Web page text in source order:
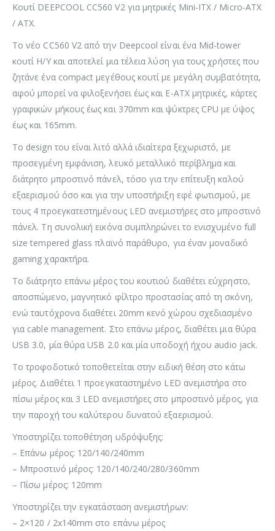
Κουτί DEEPCOOL CC560 V2 για μητρικές Mini-ITX / Micro-ATX
/ ATX.
Το νέο CC560 V2 από την Deepcool είναι ένα Mid-tower
κουτί Η/Υ και αποτελεί μια τέλεια λύση για τους χρήστες που
ζητάνε ένα compact μεγέθους κουτί με μεγάλη συμβατότητα,
αφού μπορεί να φιλοξενήσει έως και E-ATX μητρικές, κάρτες
γραφικών μήκους έως και 370mm και ψύκτρες CPU με ύψος
έως και 165mm.
Το design του είναι λιτό αλλά ιδιαίτερα ξεχωριστό, με
προσεγμένη εμφάνιση, λευκό μεταλλικό περίβλημα και
διάτρητο μπροστινό πάνελ, τόσο για την επίτευξη καλού
εξαερισμού όσο και για την υποστήριξη εφέ φωτισμού, με
τους 4 προεγκατεστημένους LED ανεμιστήρες στο μπροστινό
πάνελ. Τη συνολική εικόνα συμπληρώνει το ενισχυμένο full
size tempered glass πλαϊνό παράθυρο, για έναν μοναδικό
gaming χαρακτήρα.
To διάτρητο επάνω μέρος του κουτιού διαθέτει εύχρηστο,
αποσπώμενο, μαγνητικό φίλτρο προστασίας από τη σκόνη,
ενώ ταυτόχρονα διαθέτει 20mm κενό χώρου σχεδιασμένο
για cable management. Στο επάνω μέρος, διαθέτει μια θύρα
USB 3.0, μία θύρα USB 2.0 και μία υποδοχή ήχου audio jack.
Το τροφοδοτικό τοποθετείται στην ειδική θέση στο κάτω
μέρος. Διαθέτει 1 προεγκαταστημένο LED ανεμιστήρα στο
πίσω μέρος και 3 LED ανεμιστήρες στο μπροστινό μέρος, για
την παροχή του καλύτερου δυνατού εξαερισμού.
Υποστηρίζει τοποθέτηση υδρόψυξης:
– Επάνω μέρος: 120/140/240mm
– Μπροστινό μέρος: 120/140/240/280/360mm
– Πίσω μέρος: 120mm
Υποστηρίζει την εγκατάσταση ανεμιστήρων:
– 2×120 / 2x140mm στο επάνω μέρος